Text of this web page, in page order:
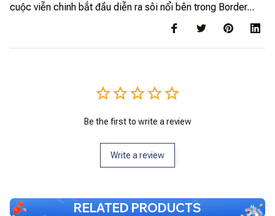
cuộc viễn chinh bắt đầu diễn ra sôi nổi bên trong Border...
Be the first to write a review
Write a review
RELATED PRODUCTS